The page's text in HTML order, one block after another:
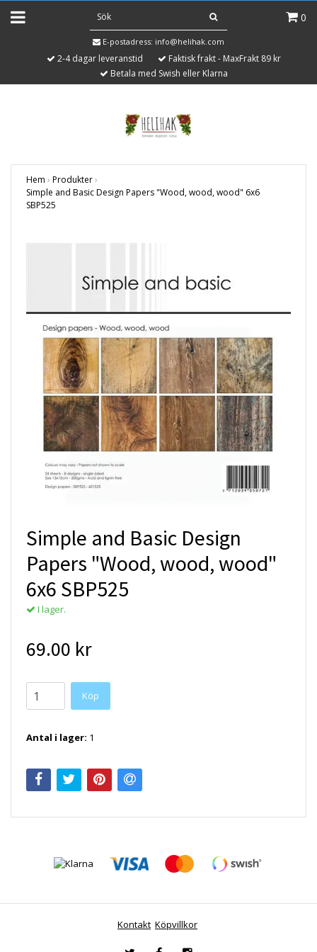
0
E-postadress: info@helihak.com
2-4 dagar leveranstid
Faktisk frakt - MaxFrakt 89 kr
Betala med Swish eller Klarna
Hem › Produkter›
Simple and Basic Design Papers "Wood, wood, wood" 6x6
SBP525
Simple and Basic Design
Papers "Wood, wood, wood"
6x6 SBP525
I lager.
69.00 kr
Antal i lager: 1
Kontakt Köpvillkor